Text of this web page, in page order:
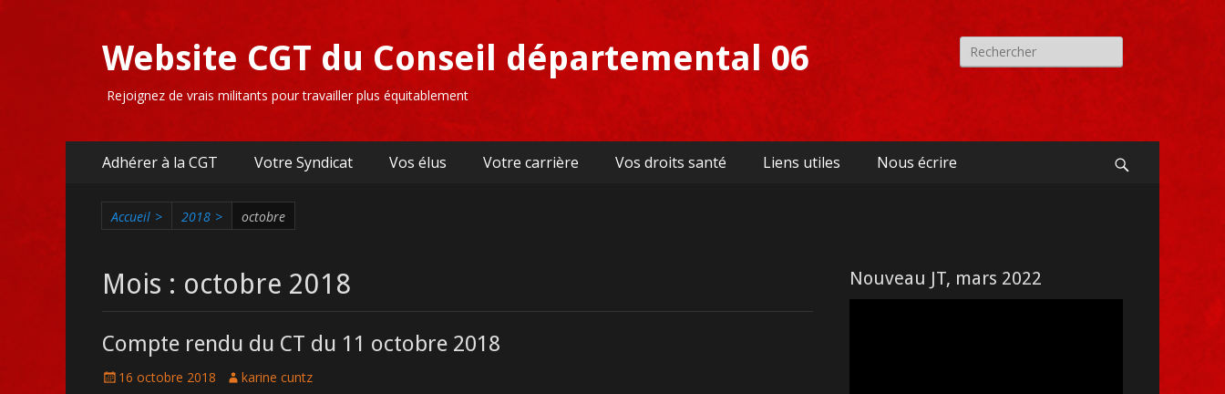
Website CGT du Conseil départemental 06
Rejoignez de vrais militants pour travailler plus équitablement
Recherche
pour:
Premier
Adhérer à la CGT Votre Syndicat Vos élus Votre carrière Vos droits santé Liens utiles Nous écrire
Accueil > 2018 > octobre
Mois : octobre 2018
Compte rendu du CT du 11 octobre 2018
Posté16 octobre 2018 Auteur
karine cuntz
Nouveau JT, mars 2022